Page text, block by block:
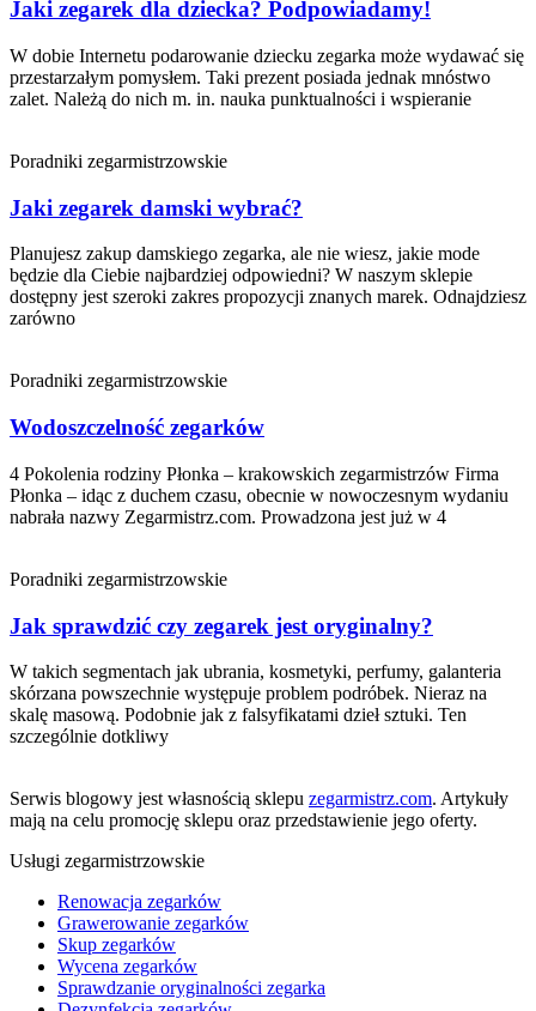
Jaki zegarek dla dziecka? Podpowiadamy!
W dobie Internetu podarowanie dziecku zegarka może wydawać się
przestarzałym pomysłem. Taki prezent posiada jednak mnóstwo
zalet. Należą do nich m. in. nauka punktualności i wspieranie
Poradniki zegarmistrzowskie
Jaki zegarek damski wybrać?
Planujesz zakup damskiego zegarka, ale nie wiesz, jakie mode
będzie dla Ciebie najbardziej odpowiedni? W naszym sklepie
dostępny jest szeroki zakres propozycji znanych marek. Odnajdziesz
zarówno
Poradniki zegarmistrzowskie
Wodoszczelność zegarków
4 Pokolenia rodziny Płonka – krakowskich zegarmistrzów Firma
Płonka – idąc z duchem czasu, obecnie w nowoczesnym wydaniu
nabrała nazwy Zegarmistrz.com. Prowadzona jest już w 4
Poradniki zegarmistrzowskie
Jak sprawdzić czy zegarek jest oryginalny?
W takich segmentach jak ubrania, kosmetyki, perfumy, galanteria
skórzana powszechnie występuje problem podróbek. Nieraz na
skalę masową. Podobnie jak z falsyfikatami dzieł sztuki. Ten
szczególnie dotkliwy
Serwis blogowy jest własnością sklepu zegarmistrz.com. Artykuły
mają na celu promocję sklepu oraz przedstawienie jego oferty.
Usługi zegarmistrzowskie
Renowacja zegarków
Grawerowanie zegarków
Skup zegarków
Wycena zegarków
Sprawdzanie oryginalności zegarka